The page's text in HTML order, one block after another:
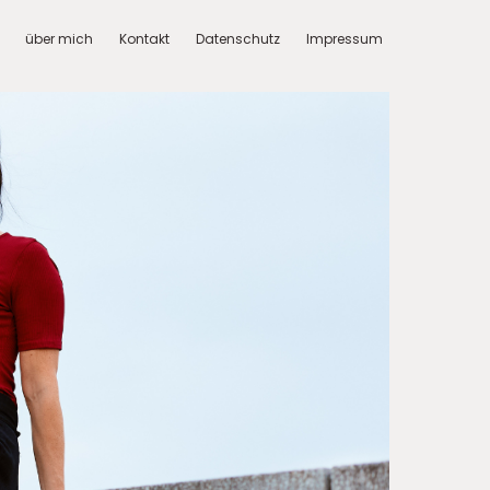
über mich Kontakt Datenschutz Impressum